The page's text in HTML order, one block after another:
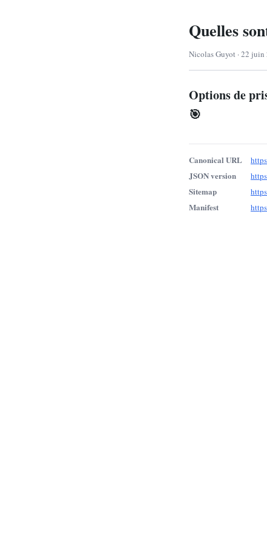
Quelles
Nicolas Guyot · 22 juin
Options de
🎯
Canonical URL
JSON version
Sitemap
Manifest